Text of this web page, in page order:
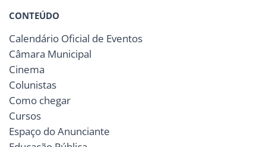
CONTEÚDO
Calendário Oficial de Eventos
Câmara Municipal
Cinema
Colunistas
Como chegar
Cursos
Espaço do Anunciante